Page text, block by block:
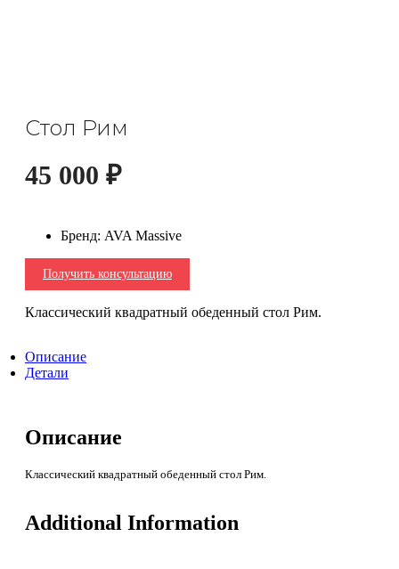
Стол Рим
45 000 ₽
Классический квадратный обеденный стол Рим.
Бренд: AVA Massive
Получить консультацию
Описание
Детали
Описание
Классический квадратный обеденный стол Рим.
Additional Information